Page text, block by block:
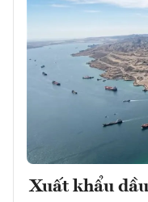
Xuất khẩu